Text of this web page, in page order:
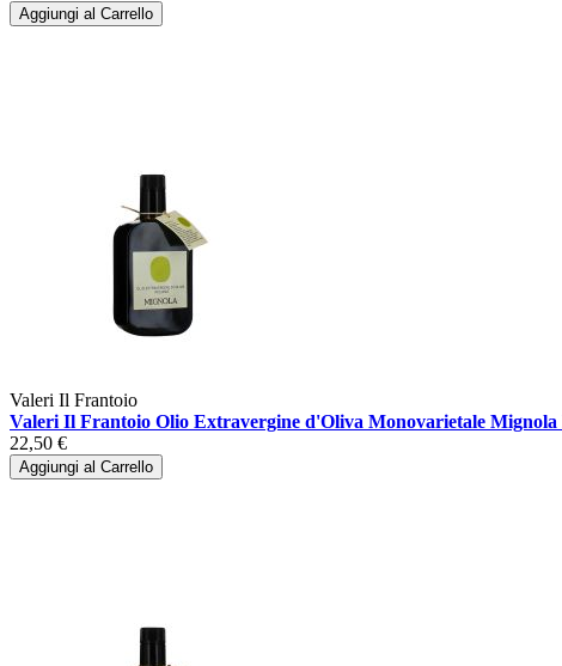
Aggiungi al Carrello
Valeri Il Frantoio
Valeri Il Frantoio Olio Extravergine d'Oliva Monovarietale Mignola
22,50 €
Aggiungi al Carrello